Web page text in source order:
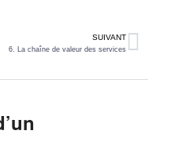
SUIVANT
6. La chaîne de valeur des services